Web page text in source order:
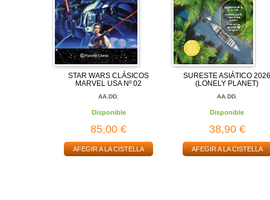
STAR WARS CLÁSICOS
MARVEL USA Nº 02
AA.DD.
Disponible
85,00 €
AFEGIR A LA CISTELLA
SURESTE ASIÁTICO 2026
(LONELY PLANET)
AA.DD.
Disponible
38,90 €
AFEGIR A LA CISTELLA